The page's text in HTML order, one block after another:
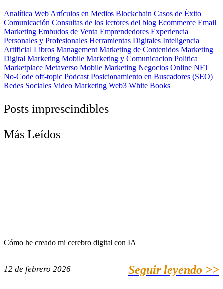
Analítica Web Artículos en Medios Blockchain Casos de Éxito
Comunicación Consultas de los lectores del blog Ecommerce Email
Marketing Embudos de Venta Emprendedores Experiencia
Personales y Profesionales Herramientas Digitales Inteligencia
Artificial Libros Management Marketing de Contenidos Marketing
Digital Marketing Mobile Marketing y Comunicacion Politica
Marketplace Metaverso Mobile Marketing Negocios Online NFT
No-Code off-topic Podcast Posicionamiento en Buscadores (SEO)
Redes Sociales Video Marketing Web3 White Books
Posts imprescindibles
Más Leídos
Cómo he creado mi cerebro digital con IA
12 de febrero 2026 Seguir leyendo >>